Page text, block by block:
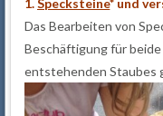
1.Specksteine* und
Das Bearbeiten von
Beschäftigung für
entstehenden Staubes